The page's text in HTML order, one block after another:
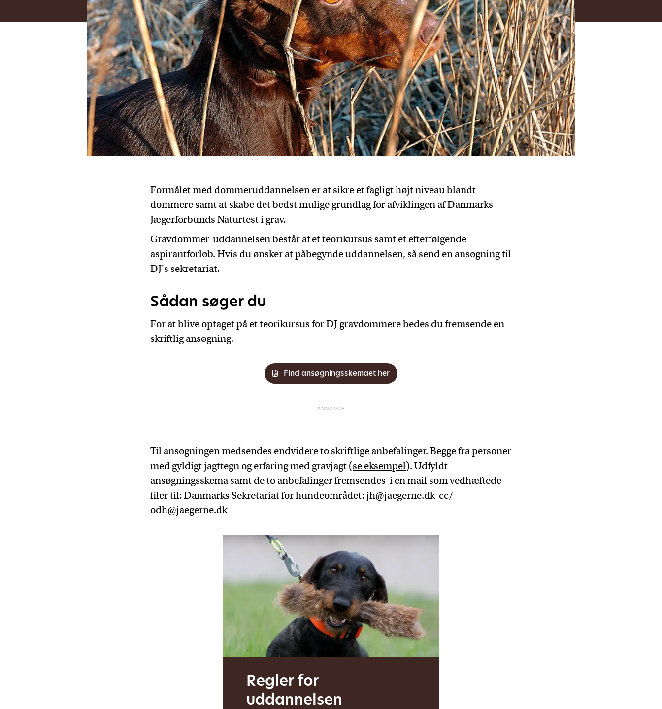
Formålet med dommeruddannelsen er at sikre et fagligt højt niveau blandt
dommere samt at skabe det bedst mulige grundlag for afviklingen af Danmarks
Jægerforbunds Naturtest i grav.
Gravdommer-uddannelsen består af et teorikursus samt et efterfølgende
aspirantforløb. Hvis du ønsker at påbegynde uddannelsen, så send en ansøgning til
DJ's sekretariat.
Sådan søger du
For at blive optaget på et teorikursus for DJ gravdommere bedes du fremsende en
skriftlig ansøgning.
Find ansøgningsskemaet her
ANNONCE
Til ansøgningen medsendes endvidere to skriftlige anbefalinger. Begge fra personer
med gyldigt jagttegn og erfaring med gravjagt (se eksempel). Udfyldt
ansøgningsskema samt de to anbefalinger fremsendes i en mail som vedhæftede
filer til: Danmarks Sekretariat for hundeområdet: jh@jaegerne.dk cc/
odh@jaegerne.dk
Regler for
uddannelsen